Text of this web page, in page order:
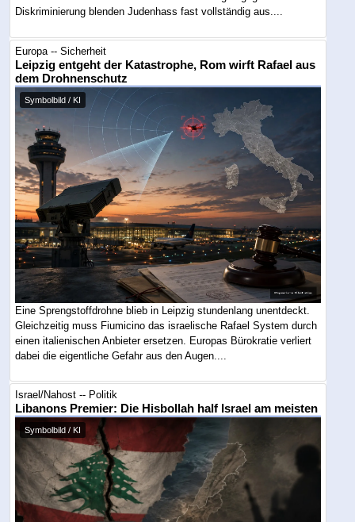
Diskriminierung blenden Judenhass fast vollständig aus....
Europa -- Sicherheit
Leipzig entgeht der Katastrophe, Rom wirft Rafael aus
dem Drohnenschutz
Symbolbild / KI
Eine Sprengstoffdrohne blieb in Leipzig stundenlang unentdeckt.
Gleichzeitig muss Fiumicino das israelische Rafael System durch
einen italienischen Anbieter ersetzen. Europas Bürokratie verliert
dabei die eigentliche Gefahr aus den Augen....
Israel/Nahost -- Politik
Libanons Premier: Die Hisbollah half Israel am meisten
Symbolbild / KI